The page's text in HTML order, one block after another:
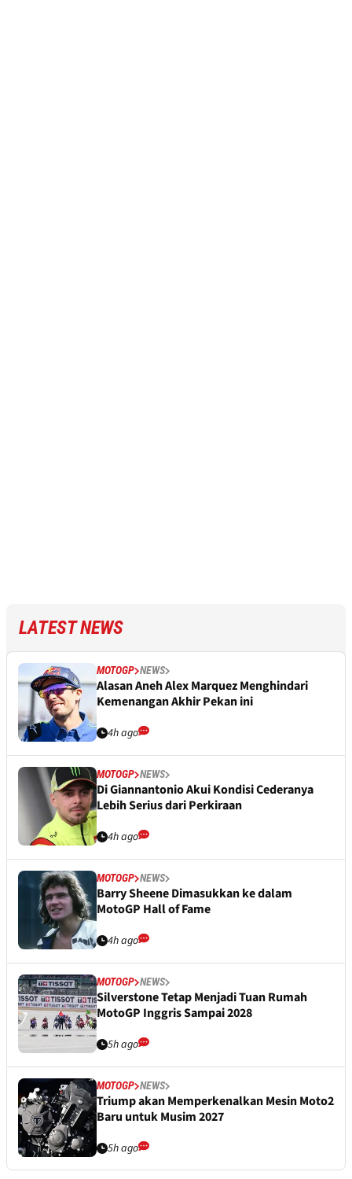
LATEST NEWS
MOTOGP NEWS
Alasan Aneh Alex Marquez Menghindari
Kemenangan Akhir Pekan ini
4h ago
MOTOGP NEWS
Di Giannantonio Akui Kondisi Cederanya
Lebih Serius dari Perkiraan
4h ago
MOTOGP NEWS
Barry Sheene Dimasukkan ke dalam
MotoGP Hall of Fame
4h ago
MOTOGP NEWS
Silverstone Tetap Menjadi Tuan Rumah
MotoGP Inggris Sampai 2028
5h ago
MOTOGP NEWS
Triump akan Memperkenalkan Mesin Moto2
Baru untuk Musim 2027
5h ago